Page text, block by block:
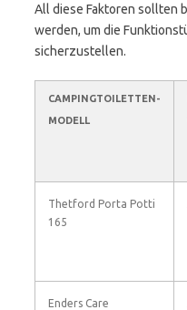
All diese Faktoren sollten
werden, um die
sicherzustellen.
CAMPINGTOILETTEN-
MODELL
Thetford Porta Potti
165
Enders Care